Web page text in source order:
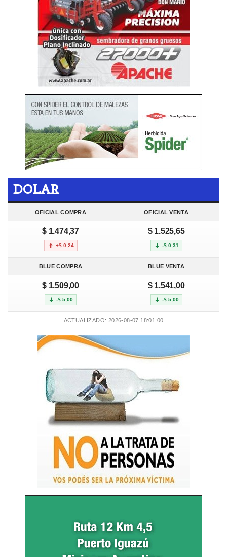
DOLAR
OFICIAL COMPRA OFICIAL VENTA
$ 1.474,37
+$ 0,24
$ 1.525,65
-$ 0,31
BLUE COMPRA BLUE VENTA
$ 1.509,00
-$ 5,00
$ 1.541,00
-$ 5,00
ACTUALIZADO: 2026-08-07 18:01:00